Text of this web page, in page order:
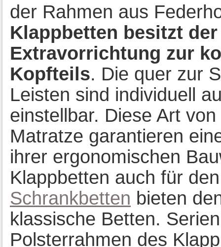
der Rahmen aus
Klappbetten besitzt
Extravorrichtung zur
Kopfteils. Die quer zur
Leisten sind individuell
einstellbar. Diese Art
Matratze garantieren
ihrer ergonomischen
Klappbetten auch für
Schrankbetten bieten
klassische Betten.
Polsterrahmen des